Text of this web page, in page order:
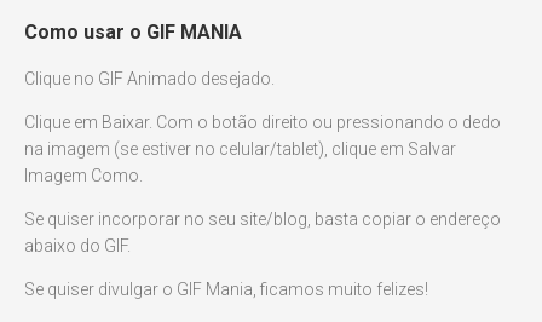
Como usar o GIF MANIA
Clique no GIF Animado desejado.
Clique em Baixar. Com o botão direito ou pressionando o dedo
na imagem (se estiver no celular/tablet), clique em Salvar
Imagem Como.
Se quiser incorporar no seu site/blog, basta copiar o endereço
abaixo do GIF.
Se quiser divulgar o GIF Mania, ficamos muito felizes!